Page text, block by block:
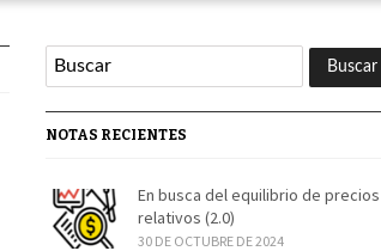
NOTAS RECIENTES
En busca del equilibrio de precios
relativos (2.0)
30 DE OCTUBRE DE 2024